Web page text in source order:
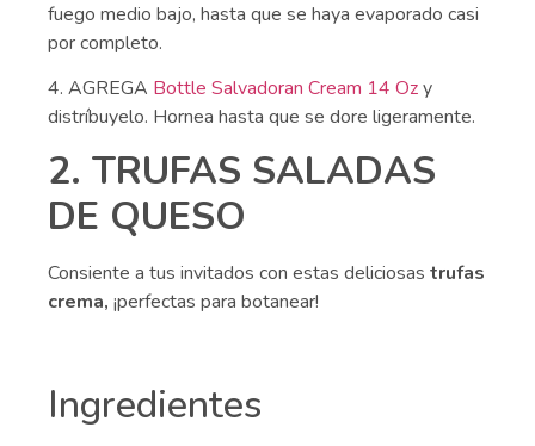
fuego medio bajo, hasta que se haya evaporado casi
por completo.
4. AGREGA Bottle Salvadoran Cream 14 Ozy
distríbuyelo. Hornea hasta que se dore ligeramente.
2. TRUFAS SALADAS
DE QUESO
Consiente a tus invitados con estas deliciosas trufas
crema, ¡perfectas para botanear!
Ingredientes